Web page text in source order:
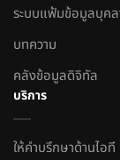
ระบบแฟ้มข้อมูลบุค
บทความ
คลังข้อมูลดิจิทัล
บริการ
ให้คำบรึกษาด้านไอที